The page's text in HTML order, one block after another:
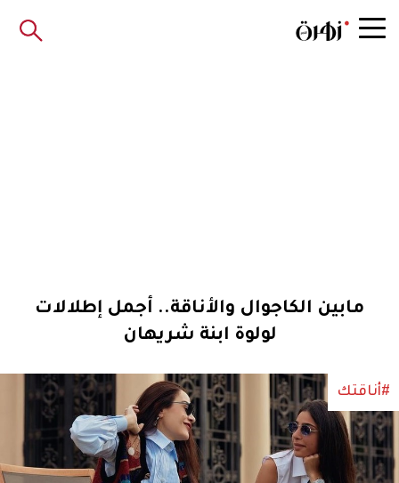
مابين الكاجوال والأناقة.. أجمل إطلالات
لولوة ابنة شريهان
#أناقتك